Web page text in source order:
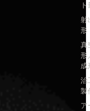
射
形
真
形
成
治
製
ア